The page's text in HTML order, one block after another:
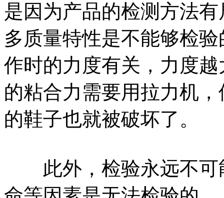
是因为产品的检测方法
多质量特性是不能够检
作时的力度有关，力度
的粘合力需要用拉力机
的鞋子也就被破坏了。
此外，检验永远不可